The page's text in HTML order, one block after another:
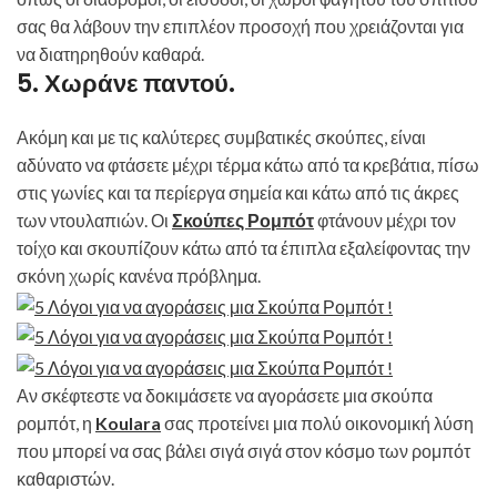
σας θα λάβουν την επιπλέον προσοχή που χρειάζονται για
να διατηρηθούν καθαρά.
5. Χωράνε παντού.
Ακόμη και με τις καλύτερες συμβατικές σκούπες, είναι
αδύνατο να φτάσετε μέχρι τέρμα κάτω από τα κρεβάτια, πίσω
στις γωνίες και τα περίεργα σημεία και κάτω από τις άκρες
των ντουλαπιών. Οι Σκούπες Ρομπότφτάνουν μέχρι τον
τοίχο και σκουπίζουν κάτω από τα έπιπλα εξαλείφοντας την
σκόνη χωρίς κανένα πρόβλημα.
Αν σκέφτεστε να δοκιμάσετε να αγοράσετε μια σκούπα
ρομπότ, η Koulara σας προτείνει μια πολύ οικονομική λύση
που μπορεί να σας βάλει σιγά σιγά στον κόσμο των ρομπότ
καθαριστών.